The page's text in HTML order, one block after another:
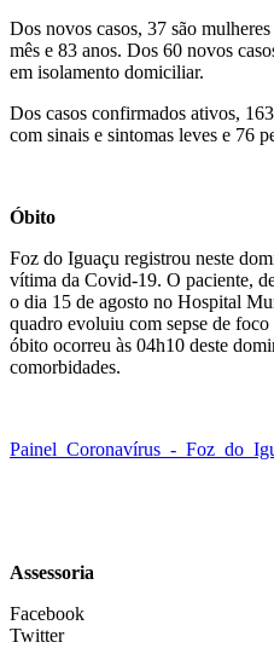
Dos novos casos, 37 são
mês e 83 anos. Dos 60 novos
em isolamento domiciliar.
Dos casos confirmados ativos,
com sinais e sintomas leves e 76
Óbito
Foz do Iguaçu registrou neste
vítima da Covid-19. O paciente,
o dia 15 de agosto no Hospital
quadro evoluiu com sepse de
óbito ocorreu às 04h10 deste
comorbidades.
Painel_Coronavírus_-
Assessoria
Facebook
Twitter